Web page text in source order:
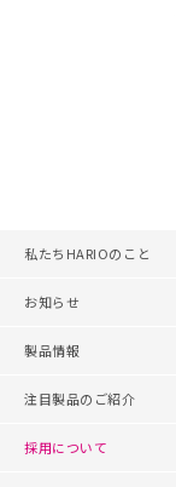
私たちHARIOのこと
お知らせ
製品情報
注目製品のご紹介
採用について